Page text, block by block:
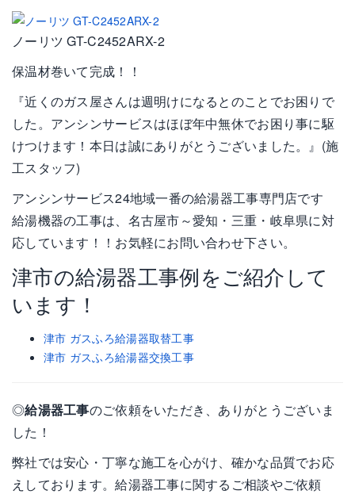
ノーリツ GT-C2452ARX-2
保温材巻いて完成！！
『近くのガス屋さんは週明けになるとのことでお困りで
した。アンシンサービスはほぼ年中無休でお困り事に駆
けつけます！本日は誠にありがとうございました。』(施
工スタッフ)
アンシンサービス24地域一番の給湯器工事専門店です
給湯機器の工事は、名古屋市～愛知・三重・岐阜県に対
応しています！！お気軽にお問い合わせ下さい。
津市の給湯器工事例をご紹介して
います！
津市 ガスふろ給湯器取替工事
津市 ガスふろ給湯器交換工事
◎給湯器工事のご依頼をいただき、ありがとうございま
した！
弊社では安心・丁寧な施工を心がけ、確かな品質でお応
えしております。給湯器工事に関するご相談やご依頼